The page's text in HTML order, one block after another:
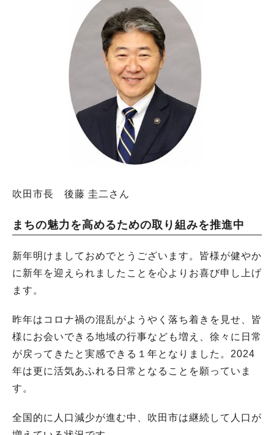
吹田市長 後藤 圭二さん
まちの魅力を高めるための取り組みを推進中
新年明けましておめでとうございます。皆様が健やか
に新年を迎えられましたことを心よりお喜び申し上げ
ます。
昨年はコロナ禍の混乱がようやく落ち着きを見せ、皆
様にお会いできる地域の行事なども増え、徐々に日常
が戻ってきたと実感できる１年となりました。2024
年は更に活気あふれる日常となることを願っていま
す。
全国的に人口減少が進む中、吹田市は継続して人口が